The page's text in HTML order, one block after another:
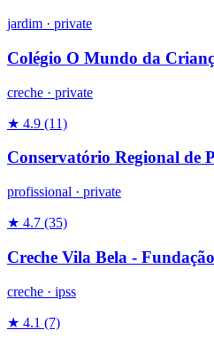
jardim · private
Colégio O Mundo da
creche · private
★ 4.9 (11)
Conservatório Regional de
profissional · private
★ 4.7 (35)
Creche Vila Bela -
creche · ipss
★ 4.1 (7)